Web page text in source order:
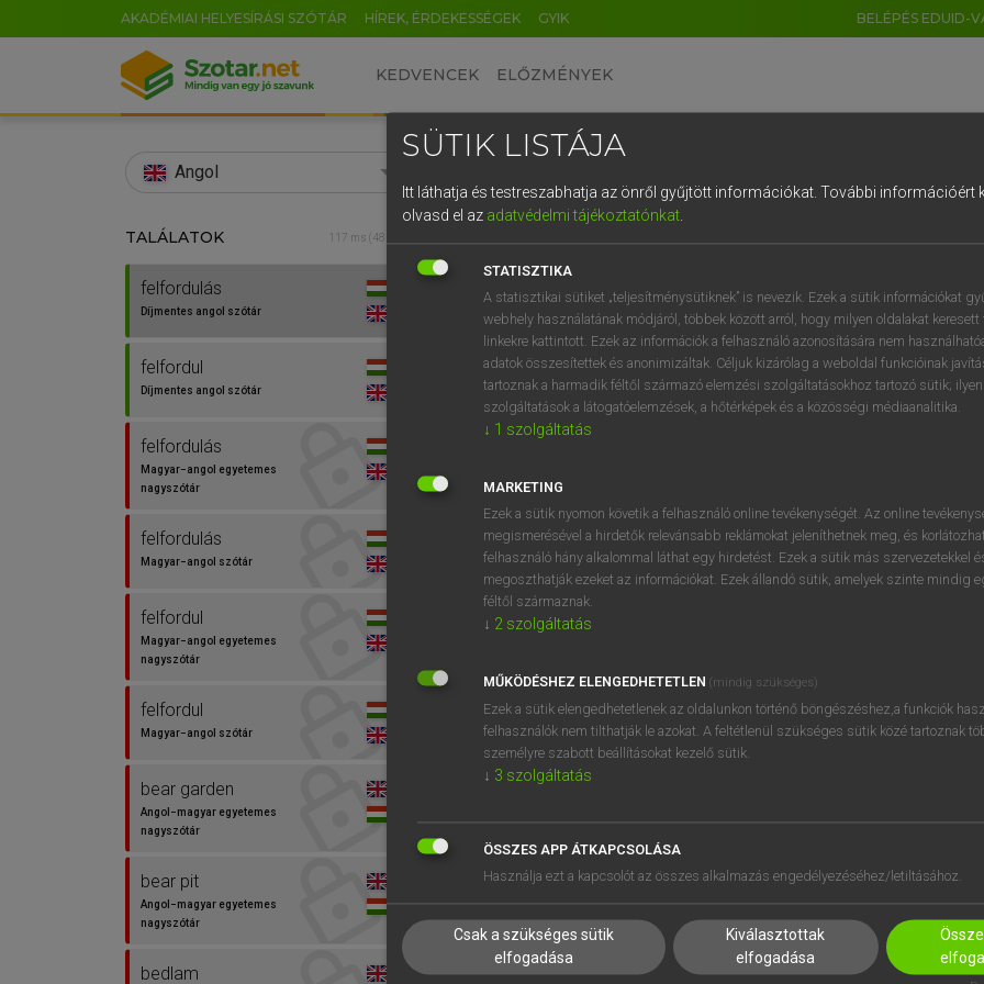
AKADÉMIAI HELYESÍRÁSI SZÓTÁR HÍREK, ÉRDEKESSÉGEK GYIK BELÉPÉS EDUID-
KEDVENCEK ELŐZMÉNYEK
Angol
TALÁLATOK 117 ms (48 db)
felfordulás
Díjmentes angol szótár
felfordul
Díjmentes angol szótár
felfordulás
Magyar−angol egyetemes
nagyszótár
felfordulás
Magyar−angol szótár
felfordul
Magyar−angol egyetemes
nagyszótár
felfordul
Magyar−angol szótár
bear garden
Angol−magyar egyetemes
nagyszótár
bear pit
Angol−magyar egyetemes
nagyszótár
bedlam
Díjmentes angol szótár
felfordulás fn
(state of) disorder
confusion
chaos
upheaval
mess
tumult
⚲ felforduláskeresése szótárainkban
SÜTIK LISTÁJA
Itt láthatja és testreszabhatja az önről gyűjtött információkat. További információért
olvasd el az adatvédelmi tájékoztatónkat.
STATISZTIKA
A statisztikai sütiket „teljesítménysütiknek” is nevezik. Ezek a sütik információkat
webhely használatának módjáról, többek között arról, hogy milyen oldalakat keresett
linkekre kattintott. Ezek az információk a felhasználó azonosítására nem
adatok összesítettek és anonimizáltak. Céljuk kizárólag a weboldal funkcióinak
tartoznak a harmadik féltől származó elemzési szolgáltatásokhoz tartozó sütik;
szolgáltatások a látogatóelemzések, a hőtérképek és a közösségi médiaanalitika.
↓ 1 szolgáltatás
MARKETING
Ezek a sütik nyomon követik a felhasználó online tevékenységét. Az online
megismerésével a hirdetők relevánsabb reklámokat jeleníthetnek meg, és
felhasználó hány alkalommal láthat egy hirdetést. Ezek a sütik más szervezetekkel
megoszthatják ezeket az információkat. Ezek állandó sütik, amelyek szinte mindig
féltől származnak.
↓ 2 szolgáltatás
MŰKÖDÉSHEZ ELENGEDHETETLEN (mindig szükséges)
Ezek a sütik elengedhetetlenek az oldalunkon történő böngészéshez,a funkciók
felhasználók nem tilthatják le azokat. A feltétlenül szükséges sütik közé tartoznak
személyre szabott beállításokat kezelő sütik.
↓ 3 szolgáltatás
ÖSSZES APP ÁTKAPCSOLÁSA
Használja ezt a kapcsolót az összes alkalmazás engedélyezéséhez/letiltásához.
Csak a szükséges sütik
elfogadása
Kiválasztottak
elfogadása
EN HU DE CN FR ES IT NL
0 1 2 3 4 5 6 7 8 9
q w e r t z u i
a s d f g h j k l é
í y x c v b n m , .